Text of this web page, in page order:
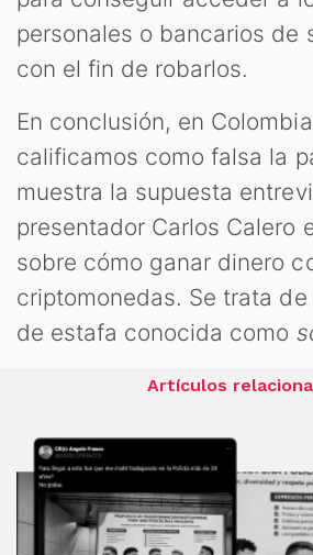
personales o bancarios de
con el fin de robarlos.
En conclusión, en
calificamos como falsa la
muestra la supuesta
presentador Carlos Calero
sobre cómo ganar dinero
criptomonedas. Se trata
de estafa conocida como
Artículos